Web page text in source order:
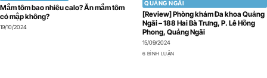
Mắm tôm bao nhiêu calo? Ăn mắm tôm
có mập không?
19/10/2024
QUẢNG NGÃI
[Review] Phòng khám Đa khoa Quảng
Ngãi – 188 Hai Bà Trưng, P. Lê Hồng
Phong, Quảng Ngãi
15/09/2024
6 BÌNH LUẬN